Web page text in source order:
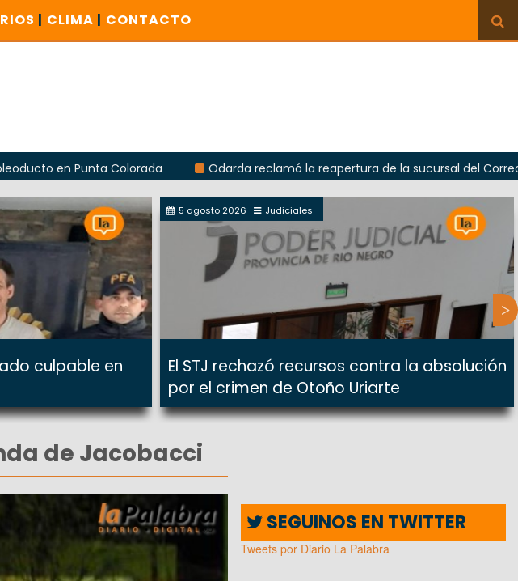
| CLIMA | CONTACTO
Punta Colorada
Odarda reclamó la reapertura de la sucursal del Correo
culpable en
5 agosto 2026 Judiciales
El STJ rechazó recursos contra la absolución
por el crimen de Otoño Uriarte
de Jacobacci
SEGUINOS EN TWITTER
Tweets por Diario La Palabra